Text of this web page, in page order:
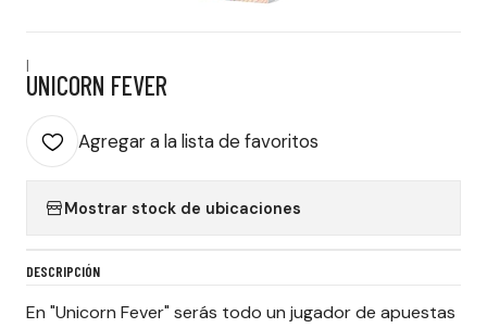
|
UNICORN FEVER
Agregar a la lista de favoritos
Mostrar stock de ubicaciones
DESCRIPCIÓN
En "Unicorn Fever" serás todo un jugador de apuestas